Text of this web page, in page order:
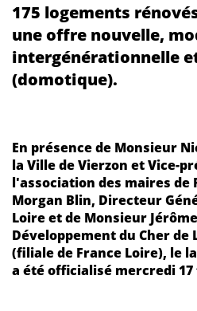
175 logements
une offre nouvelle,
intergénérationnelle
(domotique).
En présence de Monsieur
la Ville de Vierzon et Vice-
l'association des maires de
Morgan Blin, Directeur
Loire et de Monsieur
Développement du Cher de
(filiale de France Loire), le
a été officialisé mercredi